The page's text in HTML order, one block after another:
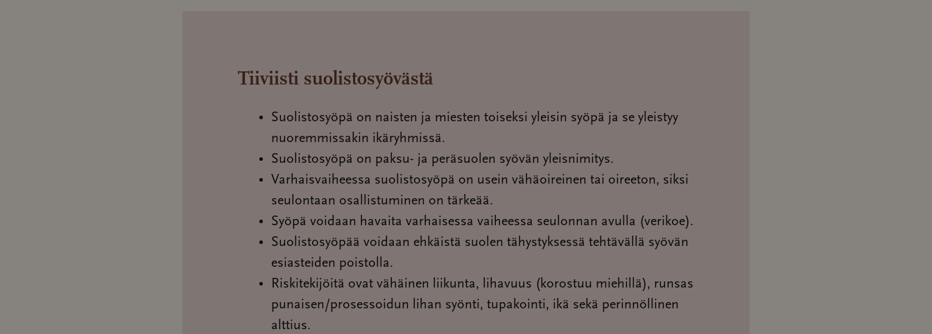
Tiiviisti suolistosyövästä
Suolistosyöpä on naisten ja miesten toiseksi yleisin syöpä ja se yleistyy
nuoremmissakin ikäryhmissä.
Suolistosyöpä on paksu- ja peräsuolen syövän yleisnimitys.
Varhaisvaiheessa suolistosyöpä on usein vähäoireinen tai oireeton, siksi
seulontaan osallistuminen on tärkeää.
Syöpä voidaan havaita varhaisessa vaiheessa seulonnan avulla (verikoe).
Suolistosyöpää voidaan ehkäistä suolen tähystyksessä tehtävällä syövän
esiasteiden poistolla.
Riskitekijöitä ovat vähäinen liikunta, lihavuus (korostuu miehillä), runsas
punaisen/prosessoidun lihan syönti, tupakointi, ikä sekä perinnöllinen
alttius.